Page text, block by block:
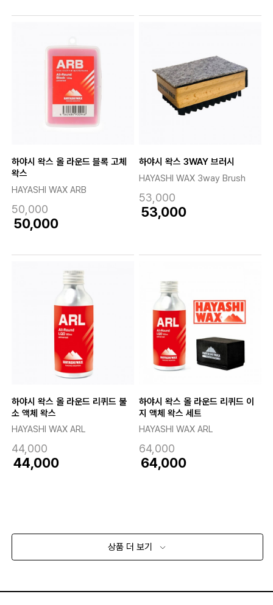
하야시 왁스 올 라운드 블록 고체
왁스
HAYASHI WAX ARB
50,000
50,000
하야시 왁스 3WAY 브러시
HAYASHI WAX 3way Brush
53,000
53,000
하야시 왁스 올 라운드 리퀴드 불
소 액체 왁스
HAYASHI WAX ARL
44,000
44,000
하야시 왁스 올 라운드 리퀴드 이
지 액체 왁스 세트
HAYASHI WAX ARL
64,000
64,000
상품 더 보기